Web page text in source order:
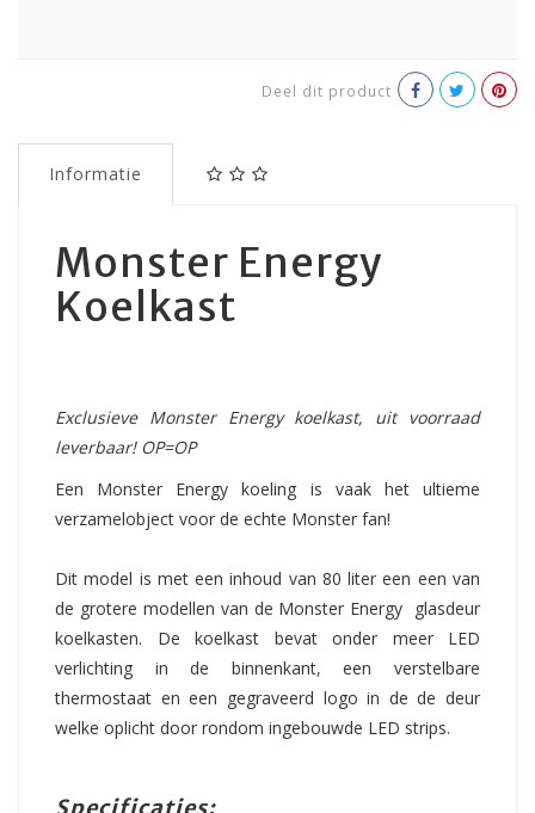
Deel dit product
Informatie
Monster Energy
Koelkast
Exclusieve Monster Energy koelkast, uit voorraad
leverbaar! OP=OP
Een Monster Energy koeling is vaak het ultieme
verzamelobject voor de echte Monster fan!
Dit model is met een inhoud van 80 liter een een van
de grotere modellen van de Monster Energy glasdeur
koelkasten. De koelkast bevat onder meer LED
verlichting in de binnenkant, een verstelbare
thermostaat en een gegraveerd logo in de de deur
welke oplicht door rondom ingebouwde LED strips.